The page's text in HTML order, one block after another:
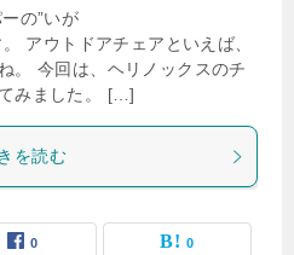
の”いが
アウトドアチェアといえば、
。 今回は、ヘリノックスのチ
みました。 […]
を読む
0 0